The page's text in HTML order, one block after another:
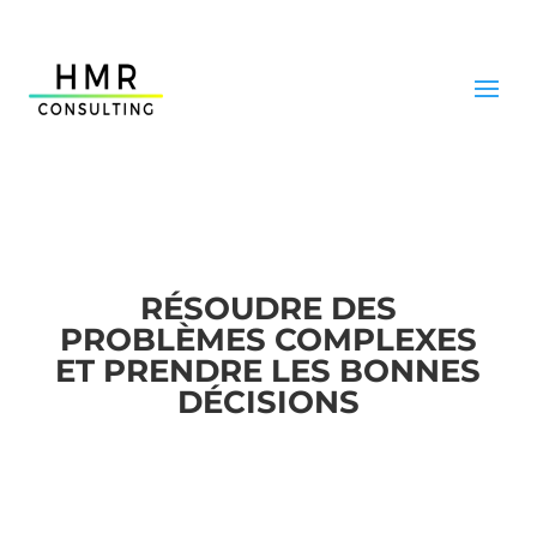
RÉSOUDRE DES
PROBLÈMES COMPLEXES
ET PRENDRE LES BONNES
DÉCISIONS